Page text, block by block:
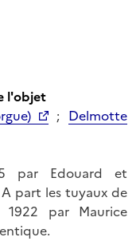
l'objet
; Delmotte
par Edouard et
part les tuyaux de
par Maurice